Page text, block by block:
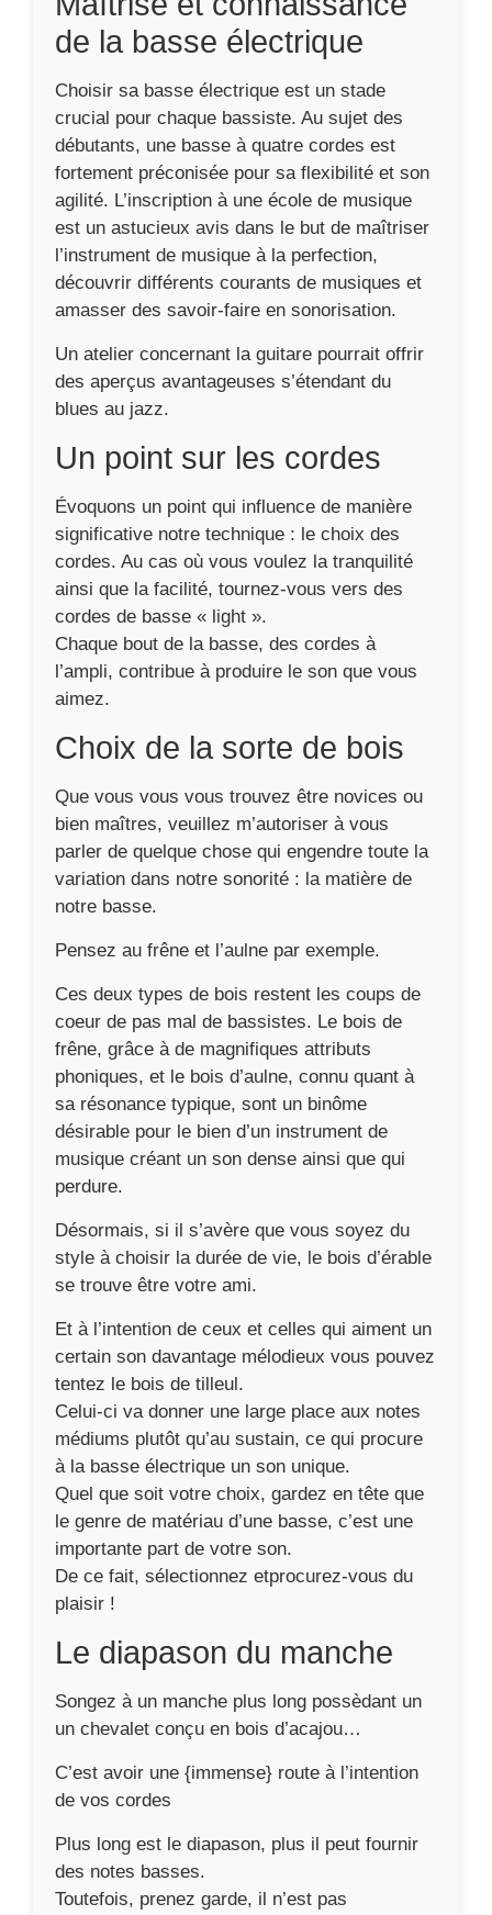
de la basse électrique
Choisir sa basse électrique est un stade
crucial pour chaque bassiste. Au sujet des
débutants, une basse à quatre cordes est
fortement préconisée pour sa flexibilité et son
agilité. L’inscription à une école de musique
est un astucieux avis dans le but de maîtriser
l’instrument de musique à la perfection,
découvrir différents courants de musiques et
amasser des savoir-faire en sonorisation.
Un atelier concernant la guitare pourrait offrir
des aperçus avantageuses s’étendant du
blues au jazz.
Un point sur les cordes
Évoquons un point qui influence de manière
significative notre technique : le choix des
cordes. Au cas où vous voulez la tranquilité
ainsi que la facilité, tournez-vous vers des
cordes de basse « light ».
Chaque bout de la basse, des cordes à
l’ampli, contribue à produire le son que vous
aimez.
Choix de la sorte de bois
Que vous vous vous trouvez être novices ou
bien maîtres, veuillez m’autoriser à vous
parler de quelque chose qui engendre toute la
variation dans notre sonorité : la matière de
notre basse.
Pensez au frêne et l’aulne par exemple.
Ces deux types de bois restent les coups de
coeur de pas mal de bassistes. Le bois de
frêne, grâce à de magnifiques attributs
phoniques, et le bois d’aulne, connu quant à
sa résonance typique, sont un binôme
désirable pour le bien d’un instrument de
musique créant un son dense ainsi que qui
perdure.
Désormais, si il s’avère que vous soyez du
style à choisir la durée de vie, le bois d’érable
se trouve être votre ami.
Et à l’intention de ceux et celles qui aiment un
certain son davantage mélodieux vous pouvez
tentez le bois de tilleul.
Celui-ci va donner une large place aux notes
médiums plutôt qu’au sustain, ce qui procure
à la basse électrique un son unique.
Quel que soit votre choix, gardez en tête que
le genre de matériau d’une basse, c’est une
importante part de votre son.
De ce fait, sélectionnez etprocurez-vous du
plaisir !
Le diapason du manche
Songez à un manche plus long possèdant un
un chevalet conçu en bois d’acajou…
C’est avoir une {immense} route à l’intention
de vos cordes
Plus long est le diapason, plus il peut fournir
des notes basses.
Toutefois, prenez garde, il n’est pas